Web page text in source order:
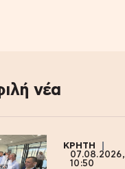
νέα
ΚΡΗΤΗ
07.08.2026,
10:50